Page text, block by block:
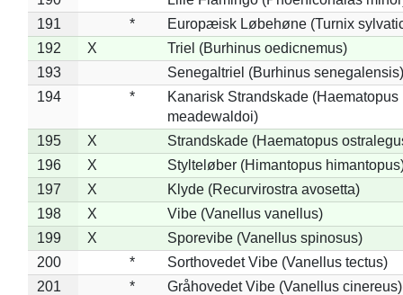
191
*
Europæisk Løbehøne (Turnix
192
X
Triel (Burhinus oedicnemus)
193
Senegaltriel (Burhinus senegalensis)
194
*
Kanarisk Strandskade (Haematopus
meadewaldoi)
195
X
Strandskade (Haematopus
196
X
Stylteløber (Himantopus
197
X
Klyde (Recurvirostra avosetta)
198
X
Vibe (Vanellus vanellus)
199
X
Sporevibe (Vanellus spinosus)
200
*
Sorthovedet Vibe (Vanellus tectus)
201
*
Gråhovedet Vibe (Vanellus cinereus)